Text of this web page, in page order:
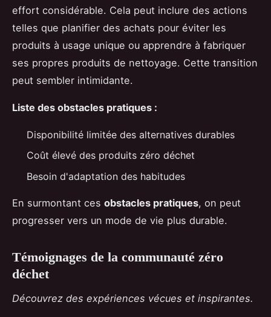
effort considérable. Cela peut inclure des actions
telles que planifier des achats pour éviter les
produits à usage unique ou apprendre à fabriquer
ses propres produits de nettoyage. Cette transition
peut sembler intimidante.
Liste des obstacles pratiques :
Disponibilité limitée des alternatives durables
Coût élevé des produits zéro déchet
Besoin d'adaptation des habitudes
En surmontant ces obstacles pratiques, on peut
progresser vers un mode de vie plus durable.
Témoignages de la communauté zéro
déchet
Découvrez des expériences vécues et inspirantes.